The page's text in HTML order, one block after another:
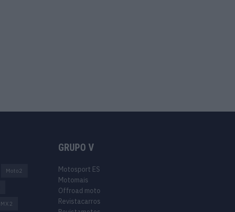
Moto2
MX2
GRUPO V
Motosport ES
Motomais
Offroad moto
Revistacarros